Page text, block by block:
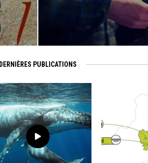
DERNIÈRES PUBLICATIONS